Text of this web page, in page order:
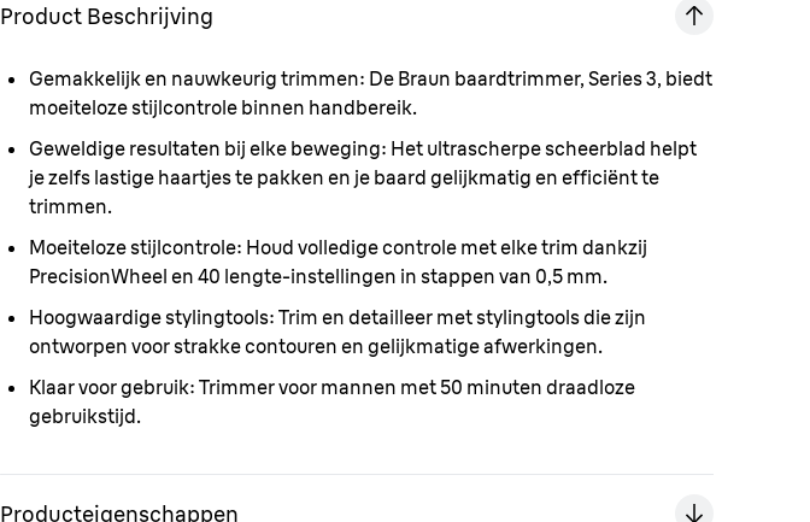
Product Beschrijving
Gemakkelijk en nauwkeurig trimmen: De Braun baardtrimmer, Series 3, biedt
moeiteloze stijlcontrole binnen handbereik.
Geweldige resultaten bij elke beweging: Het ultrascherpe scheerblad helpt
je zelfs lastige haartjes te pakken en je baard gelijkmatig en efficiënt te
trimmen.
Moeiteloze stijlcontrole: Houd volledige controle met elke trim dankzij
PrecisionWheel en 40 lengte-instellingen in stappen van 0,5 mm.
Hoogwaardige stylingtools: Trim en detailleer met stylingtools die zijn
ontworpen voor strakke contouren en gelijkmatige afwerkingen.
Klaar voor gebruik: Trimmer voor mannen met 50 minuten draadloze
gebruikstijd.
Producteigenschappen